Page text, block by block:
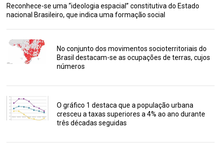
Reconhece-se uma “ideologia espacial” constitutiva do Estado
nacional Brasileiro, que indica uma formação social
No conjunto dos movimentos socioterritoriais do
Brasil destacam-se as ocupações de terras, cujos
números
O gráfico 1 destaca que a população urbana
cresceu a taxas superiores a 4% ao ano durante
três décadas seguidas